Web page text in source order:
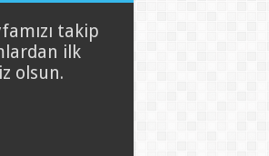
takip
ilk
olsun.